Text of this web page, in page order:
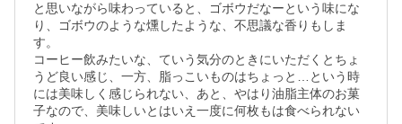
と思いながら味わっていると、ゴボウだなーという味にな
り、ゴボウのような燻したような、不思議な香りもしま
す。
コーヒー飲みたいな、ていう気分のときにいただくとちょ
うど良い感じ、一方、脂っこいものはちょっと…という時
には美味しく感じられない、あと、やはり油脂主体のお菓
子なので、美味しいとはいえ一度に何枚もは食べられない